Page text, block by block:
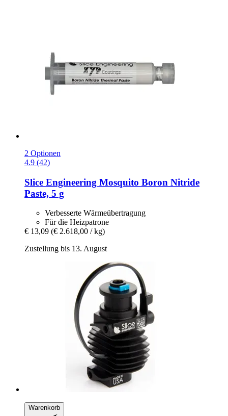
2 Optionen
4.9 (42)
Slice Engineering Mosquito Boron Nitride
Paste, 5 g
Verbesserte Wärmeübertragung
Für die Heizpatrone
€ 13,09 (€ 2.618,00 / kg)
Zustellung bis 13. August
Warenkorb